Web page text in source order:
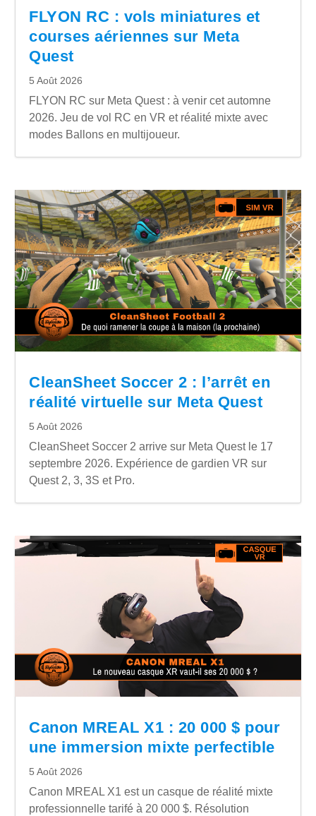
FLYON RC : vols miniatures et
courses aériennes sur Meta
Quest
5 Août 2026
FLYON RC sur Meta Quest : à venir cet automne
2026. Jeu de vol RC en VR et réalité mixte avec
modes Ballons en multijoueur.
CleanSheet Soccer 2 : l’arrêt en
réalité virtuelle sur Meta Quest
5 Août 2026
CleanSheet Soccer 2 arrive sur Meta Quest le 17
septembre 2026. Expérience de gardien VR sur
Quest 2, 3, 3S et Pro.
Canon MREAL X1 : 20 000 $ pour
une immersion mixte perfectible
5 Août 2026
Canon MREAL X1 est un casque de réalité mixte
professionnelle tarifé à 20 000 $. Résolution